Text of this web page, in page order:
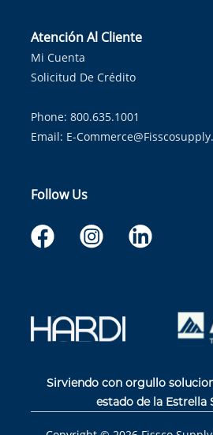
Atención Al Cliente
Mi Cuenta
Solicitud De Crédito
Phone: 800.635.1001
Email: E-
Follow Us
Sirviendo con orgullo
estado de la Estrella